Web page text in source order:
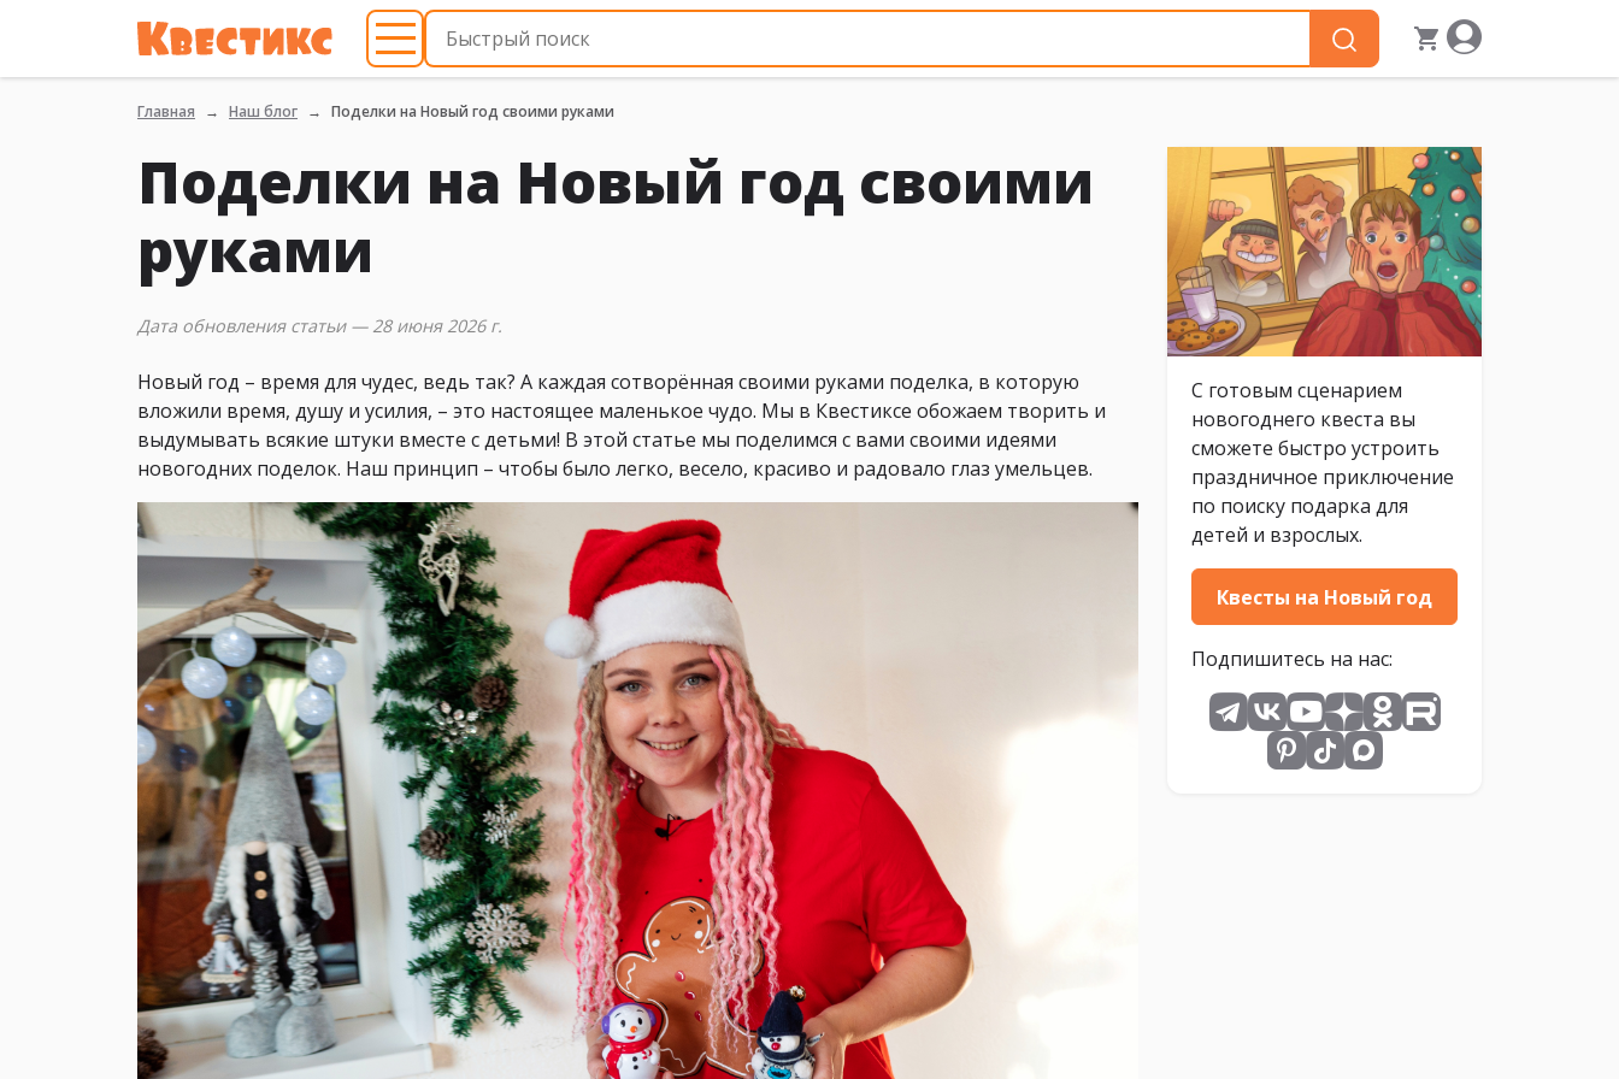
Главная Наш блог Поделки на Новый год своими руками
Поделки на Новый год своими
руками
Дата обновления статьи — 28 июня 2026 г.
Новый год – время для чудес, ведь так? А каждая сотворённая своими руками поделка, в которую
вложили время, душу и усилия, – это настоящее маленькое чудо. Мы в Квестиксе обожаем творить и
выдумывать всякие штуки вместе с детьми! В этой статье мы поделимся с вами своими идеями
новогодних поделок. Наш принцип – чтобы было легко, весело, красиво и радовало глаз умельцев.
С готовым сценарием
новогоднего квеста вы
сможете быстро устроить
праздничное приключение
по поиску подарка для
детей и взрослых.
Квесты на Новый год
Подпишитесь на нас: